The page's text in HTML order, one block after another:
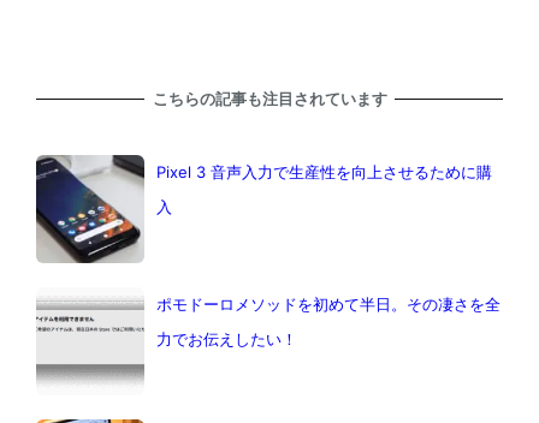
こちらの記事も注目されています
Pixel 3 音声入力で生産性を向上させるために購
入
ポモドーロメソッドを初めて半日。その凄さを全
力でお伝えしたい！